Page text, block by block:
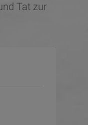
Tat zur